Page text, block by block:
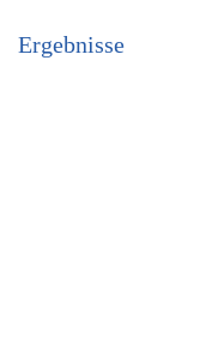
Ergebnisse